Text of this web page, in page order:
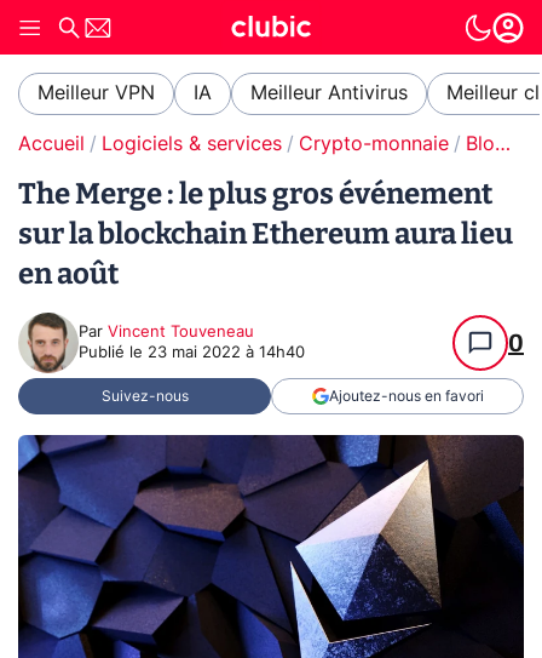
Meilleur VPN IA Meilleur Antivirus Meilleur
Accueil Logiciels & services Crypto-monnaie Blockchain
The Merge : le plus gros événement
sur la blockchain Ethereum aura lieu
en août
Par Vincent Touveneau
Publié le 23 mai 2022 à 14h40 0
Suivez-nous Ajoutez-nous en favori